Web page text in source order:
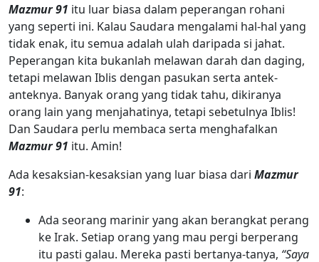
Mazmur 91 itu luar biasa dalam peperangan rohani
yang seperti ini. Kalau Saudara mengalami hal-hal yang
tidak enak, itu semua adalah ulah daripada si jahat.
Peperangan kita bukanlah melawan darah dan daging,
tetapi melawan Iblis dengan pasukan serta antek-
anteknya. Banyak orang yang tidak tahu, dikiranya
orang lain yang menjahatinya, tetapi sebetulnya Iblis!
Dan Saudara perlu membaca serta menghafalkan
Mazmur 91 itu. Amin!
Ada kesaksian-kesaksian yang luar biasa dari Mazmur
91:
Ada seorang marinir yang akan berangkat perang
ke Irak. Setiap orang yang mau pergi berperang
itu pasti galau. Mereka pasti bertanya-tanya, “Saya